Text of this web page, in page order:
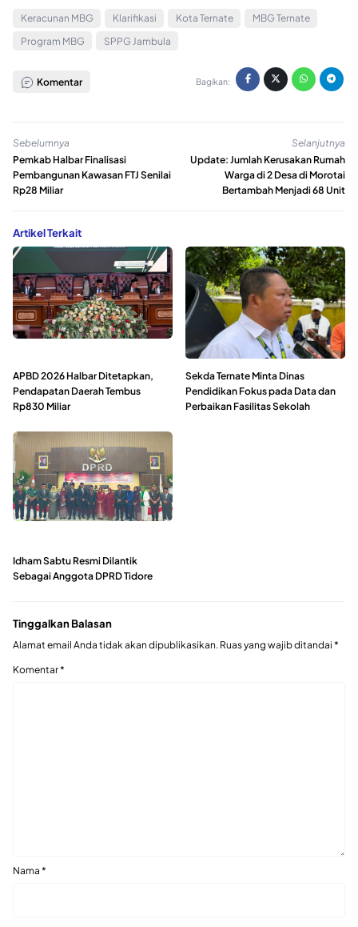
Keracunan MBG Klarifikasi Kota Ternate
MBG Ternate
Program MBG
SPPG Jambula
Komentar Bagikan:
Sebelumnya
Pemkab Halbar Finalisasi
Pembangunan Kawasan FTJ Senilai
Rp28 Miliar
Selanjutnya
Update: Jumlah Kerusakan Rumah
Warga di 2 Desa di Morotai
Bertambah Menjadi 68 Unit
Artikel Terkait
APBD 2026 Halbar Ditetapkan,
Pendapatan Daerah Tembus
Rp830 Miliar
Sekda Ternate Minta Dinas
Pendidikan Fokus pada Data dan
Perbaikan Fasilitas Sekolah
Idham Sabtu Resmi Dilantik
Sebagai Anggota DPRD Tidore
Tinggalkan Balasan
Alamat email Anda tidak akan dipublikasikan. Ruas yang wajib ditandai *
Komentar*
Nama *